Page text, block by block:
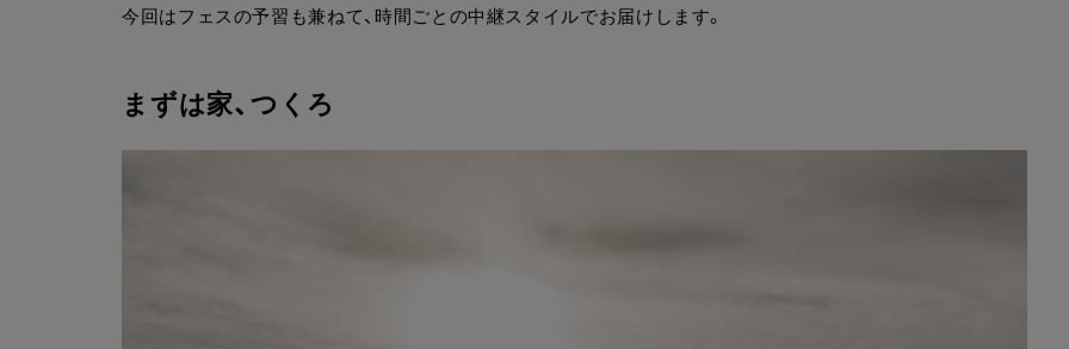
今回はフェスの予習も兼ねて、時間ごとの中継スタイルでお届けします。
まずは家、つくろ